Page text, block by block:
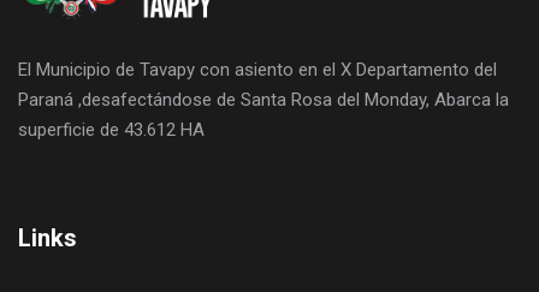
El Municipio de Tavapy con asiento en el X Departamento del
Paraná ,desafectándose de Santa Rosa del Monday, Abarca la
superficie de 43.612 HA
Links